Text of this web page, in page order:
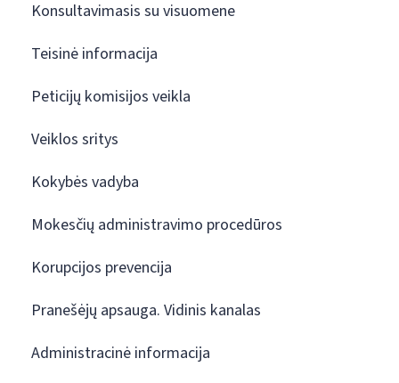
Konsultavimasis su visuomene
Teisinė informacija
Peticijų komisijos veikla
Veiklos sritys
Kokybės vadyba
Mokesčių administravimo procedūros
Korupcijos prevencija
Pranešėjų apsauga. Vidinis kanalas
Administracinė informacija